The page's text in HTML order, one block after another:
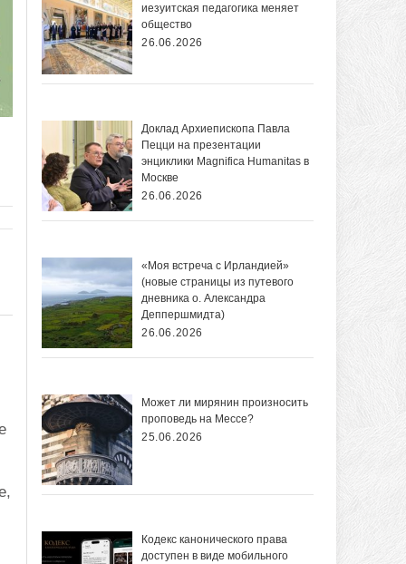
иезуитская педагогика меняет
общество
26.06.2026
Доклад Архиепископа Павла
Пецци на презентации
энциклики Magnifica Нumanitas в
Москве
26.06.2026
«Моя встреча с Ирландией»
(новые страницы из путевого
дневника о. Александра
Деппершмидта)
26.06.2026
Может ли мирянин произносить
проповедь на Мессе?
25.06.2026
Кодекс канонического права
доступен в виде мобильного